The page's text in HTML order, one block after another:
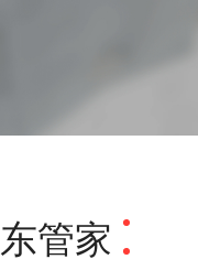
管家